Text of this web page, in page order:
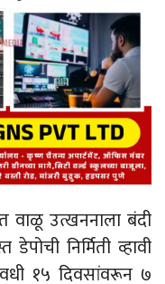
वाळू उत्खननाला बंदी
निर्मिती व्हावी
१५ दिवसांवरून ७